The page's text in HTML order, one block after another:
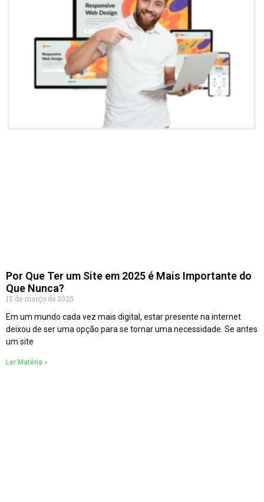
Por Que Ter um Site em 2025 é Mais Importante do
Que Nunca?
15 de março de 2025
Em um mundo cada vez mais digital, estar presente na internet
deixou de ser uma opção para se tornar uma necessidade. Se antes
um site
Ler Matéria »